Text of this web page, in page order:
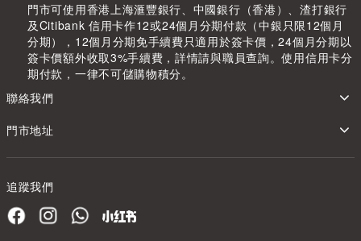
門市可使用香港上海滙豐銀行、中國銀行（香港）、渣打銀行
及Citibank 信用卡作12或24個月分期付款（中銀只限12個月
分期），12個月分期免手續費只適用於簽卡價，24個月分期以
簽卡價額外收取3%手續費，詳情請與職員查詢。使用信用卡分
期付款，一律不可儲購物積分。
聯絡我們
門市地址
追蹤我們